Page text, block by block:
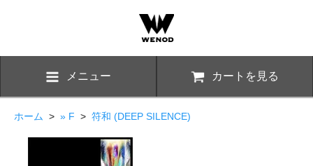
メニュー カートを見る
ホーム > » F > 符和 (DEEP SILENCE)